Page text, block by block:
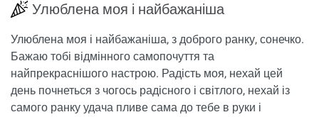
Улюблена моя і найбажаніша
Улюблена моя і найбажаніша, з доброго ранку, сонечко.
Бажаю тобі відмінного самопочуття та
найпрекраснішого настрою. Радість моя, нехай цей
день почнеться з чогось радісного і світлого, нехай із
самого ранку удача пливе сама до тебе в руки і